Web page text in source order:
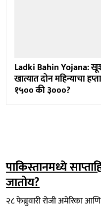
Ladki Bahin Yojana:
खात्यात दोन महिन्याचा
१५०० की ३०००?
पाकिस्तानमध्ये
जातोय?
२८ फेब्रुवारी रोजी अमेरिका